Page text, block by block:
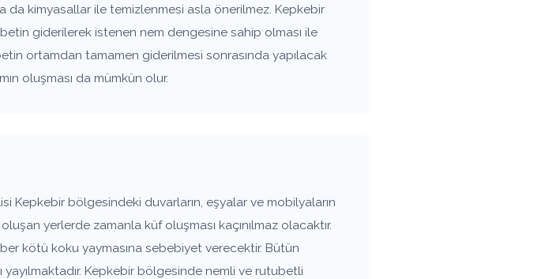
da kimyasallar ile temizlenmesi asla önerilmez. Kepkebir
giderilerek istenen nem dengesine sahip olması ile
ortamdan tamamen giderilmesi sonrasında yapılacak
oluşması da mümkün olur.
bölgesindeki duvarların, eşyalar ve mobilyaların
yerlerde zamanla küf oluşması kaçınılmaz olacaktır.
kötü koku yaymasına sebebiyet verecektir. Bütün
yayılmaktadır. Kepkebir bölgesinde nemli ve rutubetli